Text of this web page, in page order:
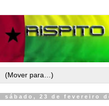
sábado, 23 de fevereiro